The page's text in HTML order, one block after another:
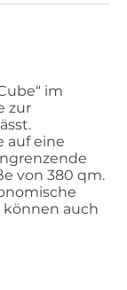
im
zur
auf eine
von 380 qm.
können auch